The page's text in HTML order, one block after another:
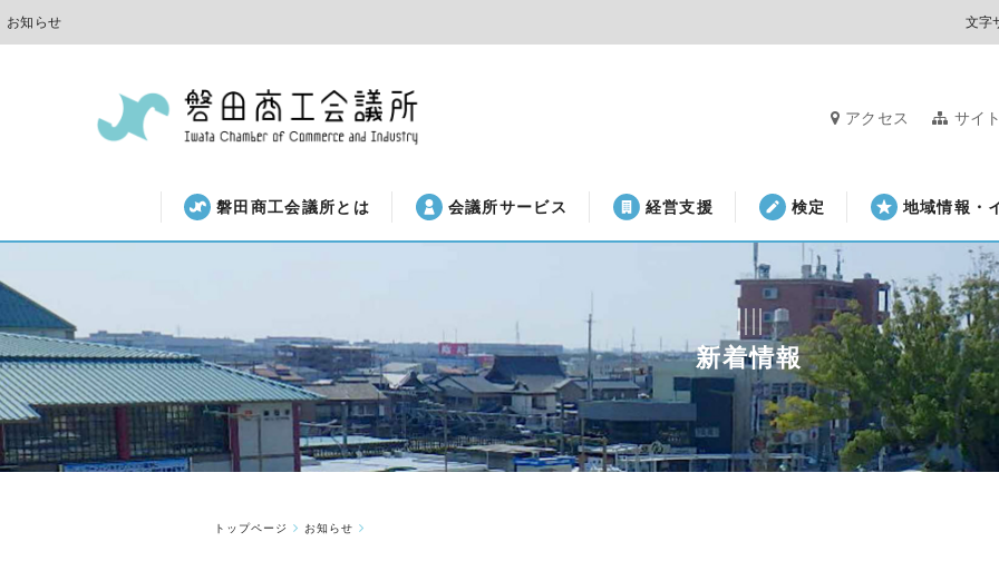
お知らせ 文字
アクセス サイ
磐田商工会議所とは 会議所サービス 経営支援 検定 地域情報・
新着情報
トップページ お知らせ